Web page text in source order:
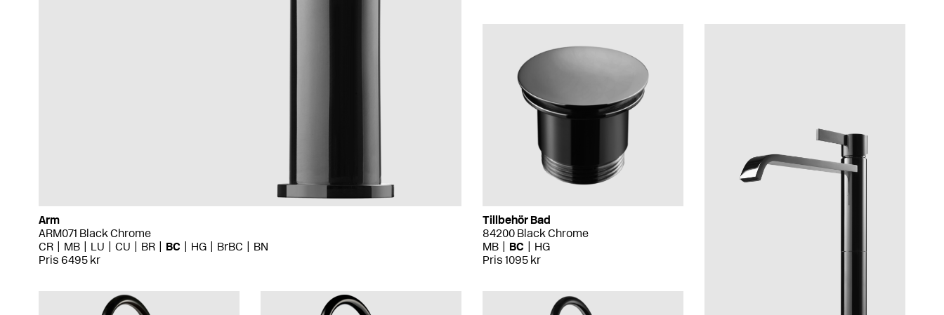
Arm
ARM071 Black Chrome
CR
MB LU CU BR BC HG BrBC
BN
Pris 6495 kr
Tillbehör Bad
84200 Black Chrome
MB
BC
HG
Pris 1095 kr